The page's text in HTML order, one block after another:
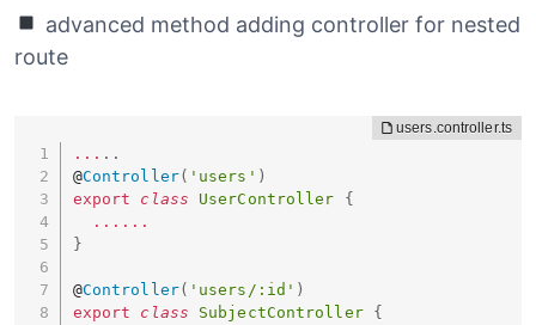
advanced method adding controller for nested
route
... . .
@Controller( 'users' )
export
class UserController
{
... ...
}
@Controller( 'users/:id' )
export
class SubjectController
{